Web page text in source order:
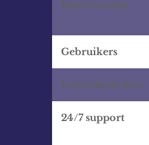
Basis functies
Gebruikers
Individuele data
24/7 support